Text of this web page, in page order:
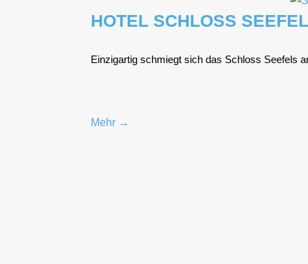
HOTEL SCHLOSS
Ein­zig­ar­tig schmiegt sich das Schloss See­fels
Mehr →